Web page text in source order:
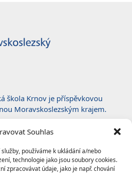
Souhlas
používáme k ukládání a/nebo
technologie jako jsou soubory cookies.
zpracovávat údaje, jako je např. chování
škola Krnov je příspěvkovou
Moravskoslezským krajem.
EN ISO 50001:2019